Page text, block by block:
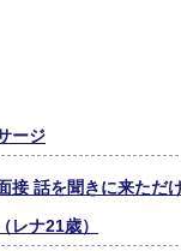
ージ
接 話を聞きに来ただ
レナ21歳）